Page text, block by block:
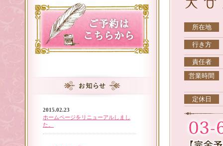
所在地
行き方
責任者
営業時間
定休日